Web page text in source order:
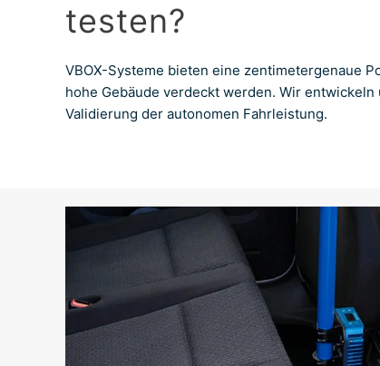
testen?
VBOX-Systeme bieten eine zentimetergenaue
hohe Gebäude verdeckt werden. Wir
Validierung der autonomen Fahrleistung.